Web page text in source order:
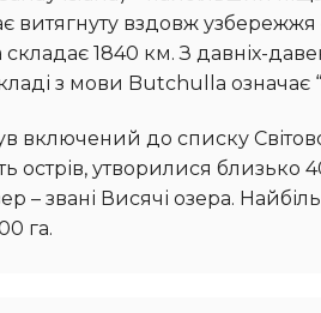
витягнуту вздовж
1840 км. З давніх-
з мови Butchulla означає
утворилися близько
– звані Висячі озера.
га.